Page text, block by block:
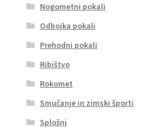
Nogometni pokali
Odbojka pokali
Prehodni pokali
Ribištvo
Rokomet
Smučanje in zimski športi
Splošni